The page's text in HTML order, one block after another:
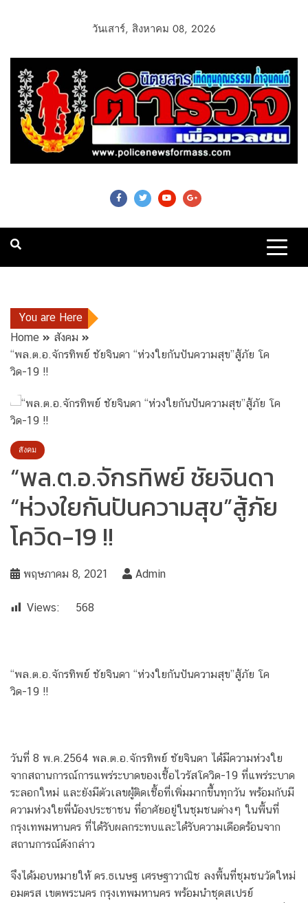
วันเสาร์, สิงหาคม 08, 2026
Police News For
Mass
You are Here
Home
สังคม
“พล.ต.อ.จักรทิพย์ ชัยจินดา “ห่วงใยกันปันความสุข”สู้ภัย โค
วิด-19 !!
สังคม
“พล.ต.อ.จักรทิพย์ ชัยจินดา
“ห่วงใยกันปันความสุข”สู้ภัย
โควิด-19 !!
พฤษภาคม 8, 2021 Admin
Views: 568
“พล.ต.อ.จักรทิพย์ ชัยจินดา “ห่วงใยกันปันความสุข”สู้ภัย โค
วิด-19 !!
วันที่ 8 พ.ค.2564 พล.ต.อ.จักรทิพย์ ชัยจินดา ได้มีความห่วงใย
จากสถานการณ์การแพร่ระบาดของเชื้อไวรัสโควิด-19 ที่แพร่ระบาด
ระลอกใหม่ และยังมีตัวเลขผู้ติดเชื้อที่เพิ่มมากขึ้นทุกวัน พร้อมกับมี
ความห่วงใยพี่น้องประชาชน ที่อาศัยอยู่ในชุมชนต่างๆ ในพื้นที่
กรุงเทพมหานคร ที่ได้รับผลกระทบและได้รับความเดือดร้อนจาก
สถานการณ์ดังกล่าว
จึงได้มอบหมายให้ ดร.ธเนษฐ เศรษฐาวาณิช ลงพื้นที่ชุมชนวัดใหม่
อมตรส เขตพระนคร กรุงเทพมหานคร พร้อมนำชุดสเปรย์